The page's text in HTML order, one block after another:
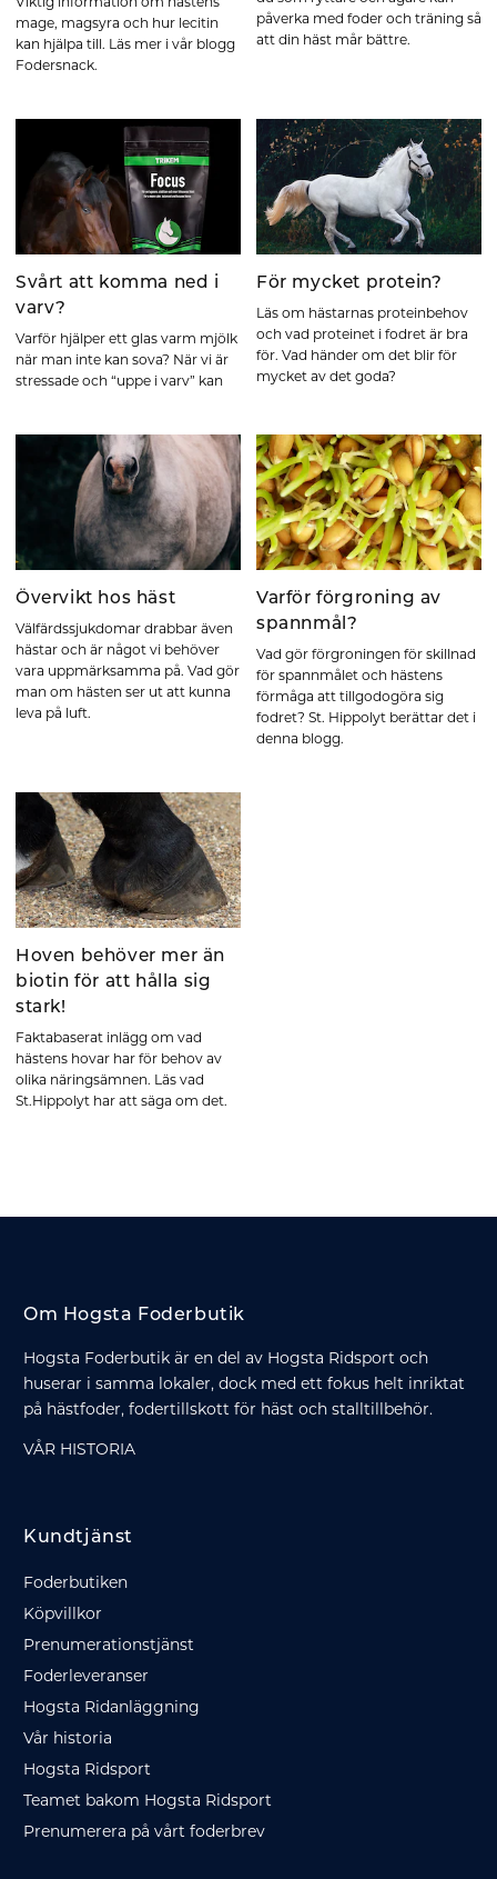
Viktig information om hästens
mage, magsyra och hur lecitin
kan hjälpa till. Läs mer i vår blogg
Fodersnack.
påverka med foder och träning så
att din häst mår bättre.
Svårt att komma ned i
varv?
Varför hjälper ett glas varm mjölk
när man inte kan sova? När vi är
stressade och “uppe i varv” kan
För mycket protein?
Läs om hästarnas proteinbehov
och vad proteinet i fodret är bra
för. Vad händer om det blir för
mycket av det goda?
Övervikt hos häst
Välfärdssjukdomar drabbar även
hästar och är något vi behöver
vara uppmärksamma på. Vad gör
man om hästen ser ut att kunna
leva på luft.
Varför förgroning av
spannmål?
Vad gör förgroningen för skillnad
för spannmålet och hästens
förmåga att tillgodogöra sig
fodret? St. Hippolyt berättar det i
denna blogg.
Hoven behöver mer än
biotin för att hålla sig
stark!
Faktabaserat inlägg om vad
hästens hovar har för behov av
olika näringsämnen. Läs vad
St.Hippolyt har att säga om det.
Om Hogsta Foderbutik
Hogsta Foderbutik är en del av Hogsta Ridsport och
huserar i samma lokaler, dock med ett fokus helt inriktat
på hästfoder, fodertillskott för häst och stalltillbehör.
VÅR HISTORIA
Kundtjänst
Foderbutiken
Köpvillkor
Prenumerationstjänst
Foderleveranser
Hogsta Ridanläggning
Vår historia
Hogsta Ridsport
Teamet bakom Hogsta Ridsport
Prenumerera på vårt foderbrev